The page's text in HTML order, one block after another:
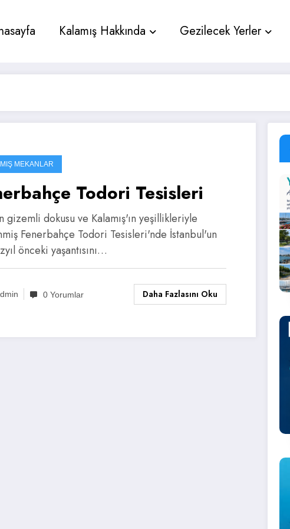
Kalamış Hakkında Gezilecek Yerler
MEKANLAR
Todori Tesisleri
gizemli dokusu ve Kalamış'ın yeşillikleriyle
Fenerbahçe Todori Tesisleri'nde İstanbul'un
önceki yaşantısını…
0 Yorumlar Daha Fazlasını Oku